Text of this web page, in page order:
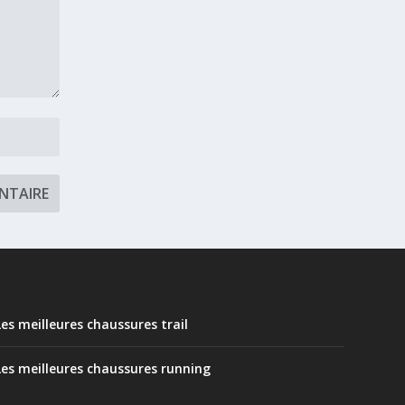
meilleures chaussures trail
meilleures chaussures running